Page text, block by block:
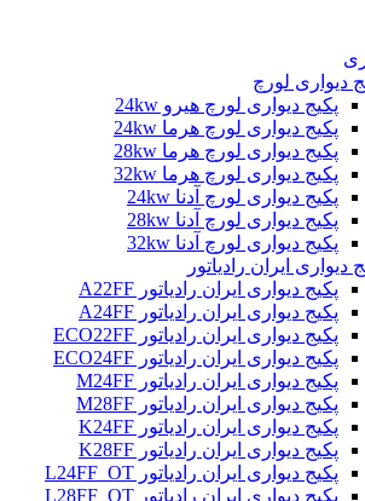
دیواری لورچ
پکیج دیواری لورچ هیرو 24kw
پکیج دیواری لورچ هرما 24kw
پکیج دیواری لورچ هرما 28kw
پکیج دیواری لورچ هرما 32kw
پکیج دیواری لورچ آدنا 24kw
پکیج دیواری لورچ آدنا 28kw
پکیج دیواری لورچ آدنا 32kw
دیواری ایران رادیاتور
پکیج دیواری ایران رادیاتور A22FF
پکیج دیواری ایران رادیاتور A24FF
پکیج دیواری ایران رادیاتور ECO22FF
پکیج دیواری ایران رادیاتور ECO24FF
پکیج دیواری ایران رادیاتور M24FF
پکیج دیواری ایران رادیاتور M28FF
پکیج دیواری ایران رادیاتور K24FF
پکیج دیواری ایران رادیاتور K28FF
پکیج دیواری ایران رادیاتور L24FF_OT
پکیج دیواری ایران رادیاتور L28FF_OT